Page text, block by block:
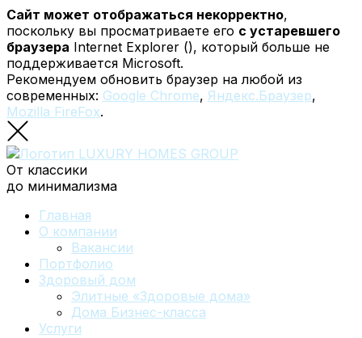
Сайт может отображаться некорректно,
поскольку вы просматриваете его с устаревшего
браузера Internet Explorer (), который больше не
поддерживается Microsoft.
Рекомендуем обновить браузер на любой из
современных: Google Chrome, Яндекс.Браузер,
Mozilla FireFox.
От классики
до минимализма
Главная
О компании
Вакансии
Портфолио
Здоровый дом
Элитные «Здоровые дома»
Дома Бизнес-класса
Услуги